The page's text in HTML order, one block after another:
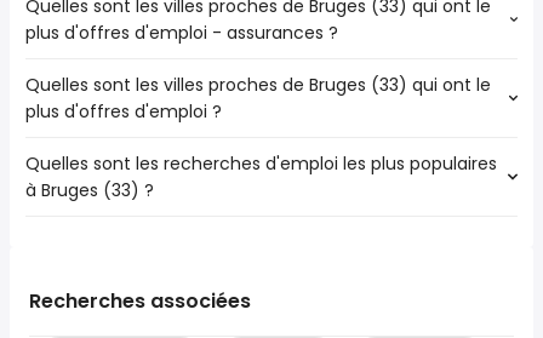
Quelles sont les villes proches de Bruges (33) qui ont le
plus d'offres d'emploi - assurances ?
Les villes proches de Bruges (33) qui ont le plus d'offres
d'emploi - assurances sont :
Mérignac
Pessac
Bègles
Quelles sont les villes proches de Bruges (33) qui ont le
plus d'offres d'emploi ?
Les 10 villes proches de Bruges (33) qui ont le plus d'offres
d'emploi sont :
Talence
Quelles sont les recherches d'emploi les plus populaires
à Bruges (33) ?
public
Recherches associées